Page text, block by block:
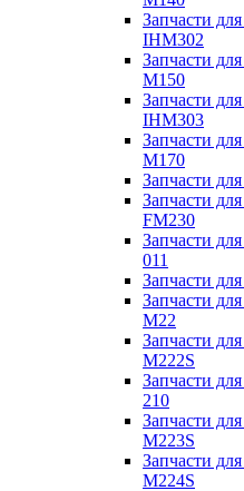
Запчасти
IHM302
Запчасти
M150
Запчасти
IHM303
Запчасти
M170
Запчасти
Запчасти
FM230
Запчасти
011
Запчасти
Запчасти
M22
Запчасти
M222S
Запчасти
210
Запчасти
M223S
Запчасти
M224S